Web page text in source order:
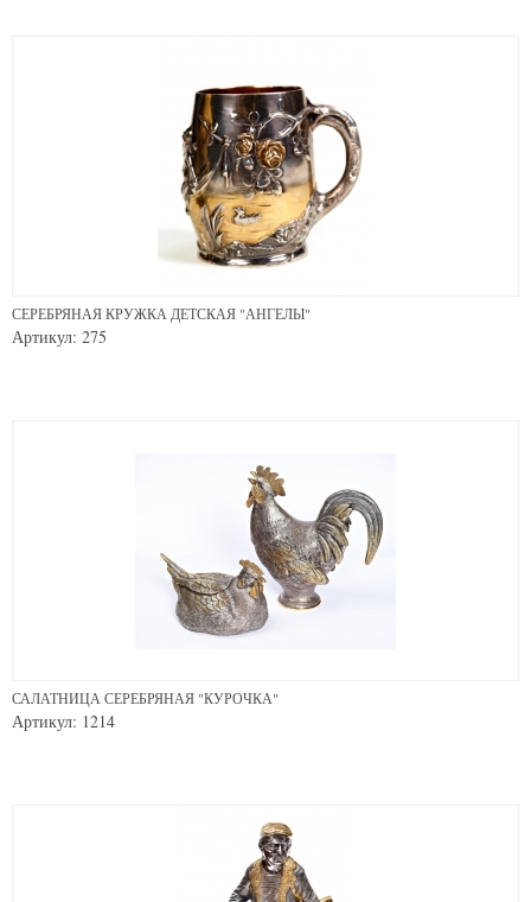
СЕРЕБРЯНАЯ КРУЖКА ДЕТСКАЯ "АНГЕЛЫ"
Артикул: 275
САЛАТНИЦА СЕРЕБРЯНАЯ "КУРОЧКА"
Артикул: 1214